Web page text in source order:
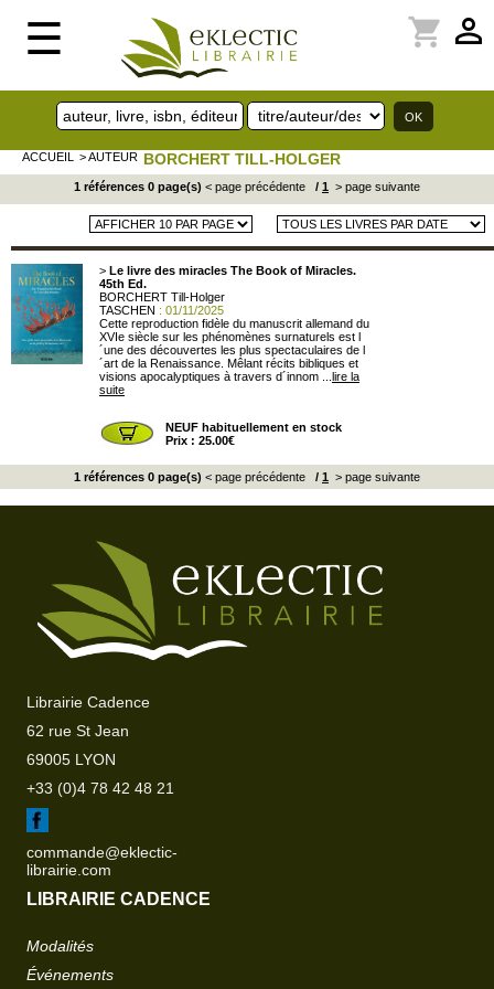
☰ perm_identity
shopping_cart
ACCUEIL > AUTEUR BORCHERT TILL-HOLGER
1 références 0 page(s) < page précédente / 1 > page suivante
> Le livre des miracles The Book of Miracles.
45th Ed.
BORCHERT Till-Holger
TASCHEN : 01/11/2025
Cette reproduction fidèle du manuscrit allemand du
XVIe siècle sur les phénomènes surnaturels est l
´une des découvertes les plus spectaculaires de l
´art de la Renaissance. Mêlant récits bibliques et
visions apocalyptiques à travers d´innom ... lire la
suite
NEUF habituellement en stock
Prix : 25.00€
1 références 0 page(s) < page précédente / 1 > page suivante
Librairie Cadence
62 rue St Jean
69005 LYON
+33 (0)4 78 42 48 21
commande@eklectic-
librairie.com
LIBRAIRIE CADENCE
Modalités
Événements